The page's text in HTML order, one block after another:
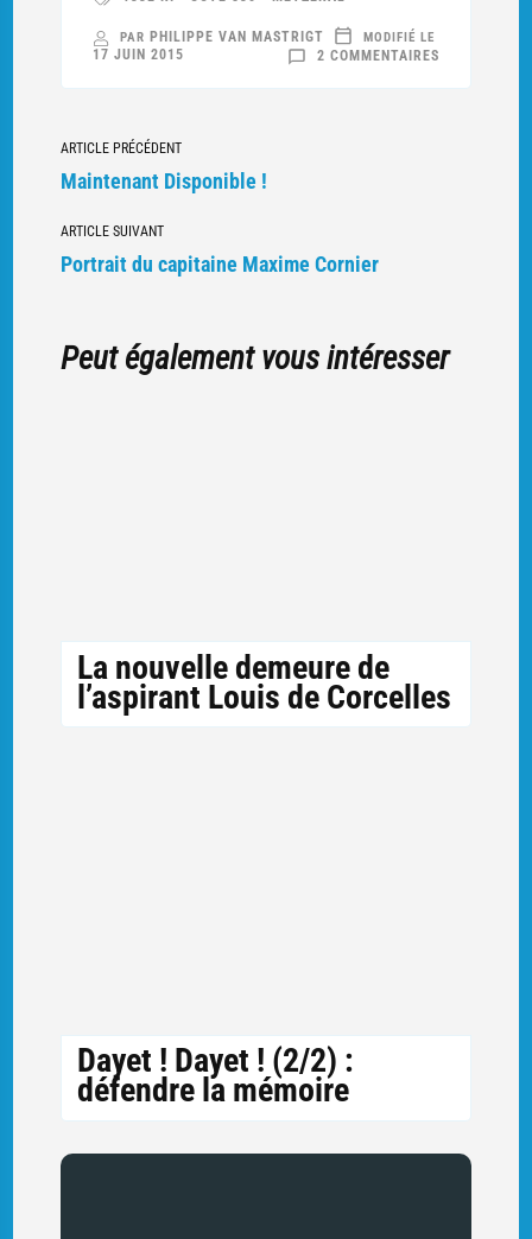
PAR PHILIPPE VAN MASTRIGT
2 COMMENTAIRESSUR
MODIFIÉ LE
17 JUIN 2015
Navigation
vers
articles
ARTICLE PRÉCÉDENT
Maintenant Disponible !
ARTICLE SUIVANT
Portrait du capitaine Maxime Cornier
Peut également vous intéresser
La nouvelle demeure de
l’aspirant Louis de Corcelles
Dayet ! Dayet ! (2/2) :
défendre la mémoire